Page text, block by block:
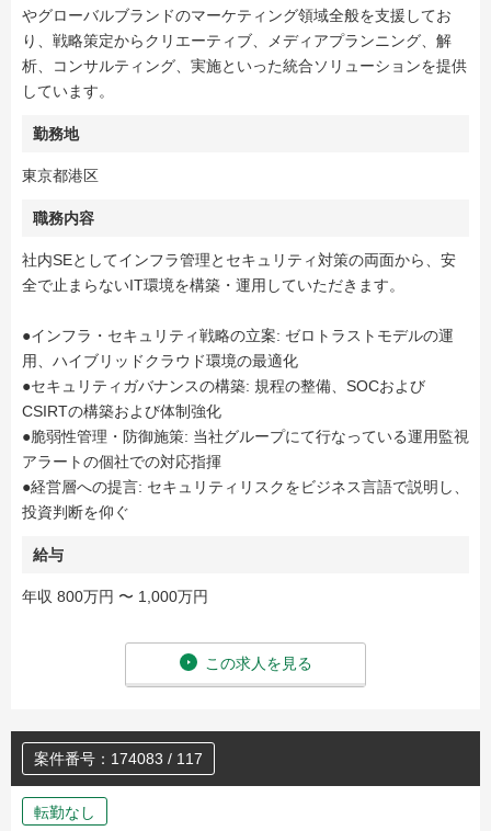
やグローバルブランドのマーケティング領域全般を支援してお
り、戦略策定からクリエーティブ、メディアプランニング、解
析、コンサルティング、実施といった統合ソリューションを提供
しています。
勤務地
東京都港区
職務内容
社内SEとしてインフラ管理とセキュリティ対策の両面から、安
全で止まらないIT環境を構築・運用していただきます。
●インフラ・セキュリティ戦略の立案: ゼロトラストモデルの運
用、ハイブリッドクラウド環境の最適化
●セキュリティガバナンスの構築: 規程の整備、SOCおよび
CSIRTの構築および体制強化
●脆弱性管理・防御施策: 当社グループにて行なっている運用監視
アラートの個社での対応指揮
●経営層への提言: セキュリティリスクをビジネス言語で説明し、
投資判断を仰ぐ
給与
年収 800万円 〜 1,000万円
この求人を見る
案件番号：174083 / 117
転勤なし